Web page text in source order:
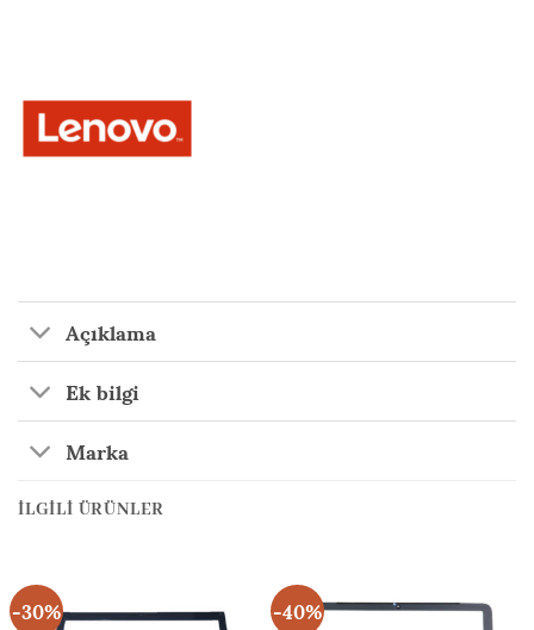
Açıklama
Ek bilgi
Marka
İLGILI ÜRÜNLER
-30%
-40%